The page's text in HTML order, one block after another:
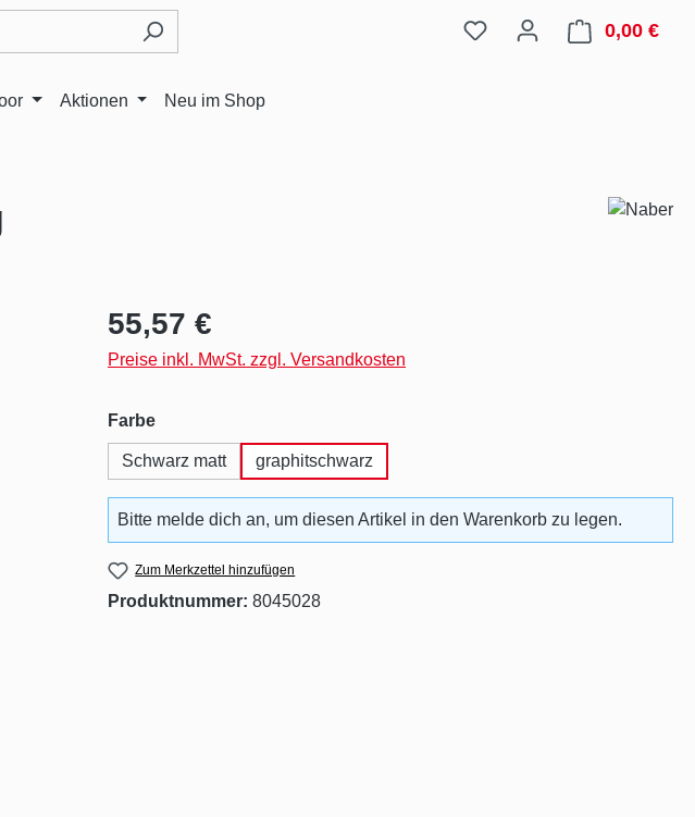
0,00 €
Aktionen Neu im Shop
Regulärer Preis:
55,57 €
Preise inkl. MwSt. zzgl. Versandkosten
Farbeauswählen
Schwarz matt graphitschwarz
Bitte melde dich an, um diesen Artikel in den Warenkorb zu legen.
Zum Merkzettel hinzufügen
Produktnummer: 8045028